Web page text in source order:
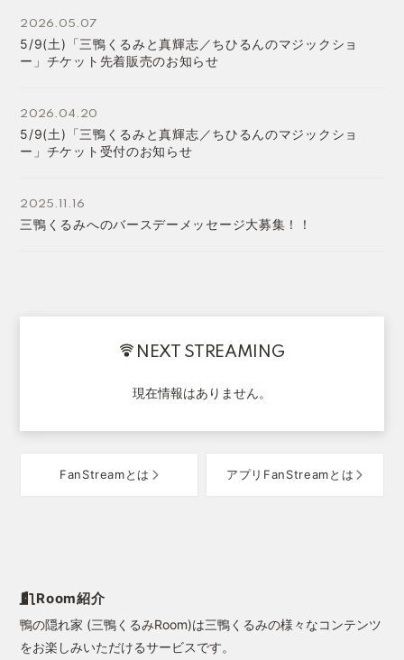
2026.05.07
5/9(土)「三鴨くるみと真輝志／ちひるんのマジックショ
ー」チケット先着販売のお知らせ
2026.04.20
5/9(土)「三鴨くるみと真輝志／ちひるんのマジックショ
ー」チケット受付のお知らせ
2025.11.16
三鴨くるみへのバースデーメッセージ大募集！！
NEXT STREAMING
現在情報はありません。
FanStreamとは アプリFanStreamとは
Room紹介
鴨の隠れ家 (三鴨くるみRoom)は三鴨くるみの様々なコンテンツ
をお楽しみいただけるサービスです。